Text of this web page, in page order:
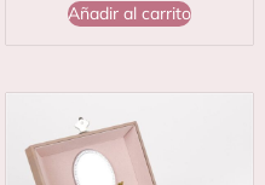
Añadir al carrito